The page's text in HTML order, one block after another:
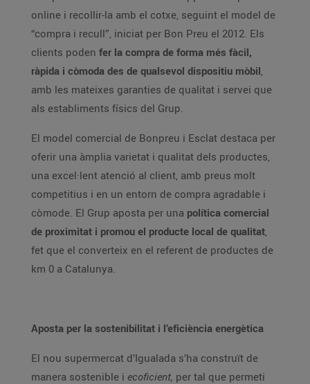
online i recollir-la amb el cotxe, seguint el model de
“compra i recull”, iniciat per Bon Preu el 2012. Els
clients poden fer la compra de forma més fàcil,
ràpida i còmoda des de qualsevol dispositiu mòbil,
amb les mateixes garanties de qualitat i servei que
als establiments físics del Grup.
El model comercial de Bonpreu i Esclat destaca per
oferir una àmplia varietat i qualitat dels productes,
una excel·lent atenció al client, amb preus molt
competitius i en un entorn de compra agradable i
còmode. El Grup aposta per una política comercial
de proximitat i promou el producte local de qualitat,
fet que el converteix en el referent de productes de
km 0 a Catalunya.
Aposta per la sostenibilitat i l’eficiència energètica
El nou supermercat d’Igualada s’ha construït de
manera sostenible i ecoficient, per tal que permeti